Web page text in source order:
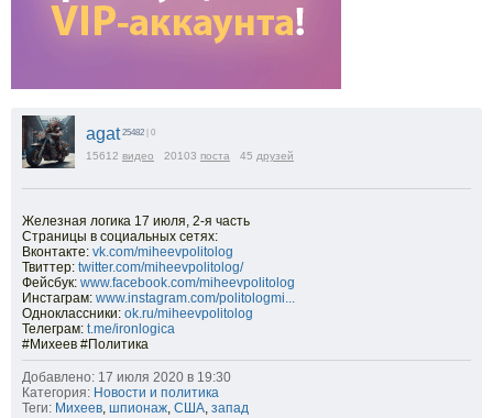
agat 25482 | 0
15612 видео 20103 поста 45 друзей
Железная логика 17 июля, 2-я часть
Страницы в социальных сетях:
Вконтакте: vk.com/miheevpolitolog
Твиттер: twitter.com/miheevpolitolog/
Фейсбук: www.facebook.com/miheevpolitolog
Инстаграм: www.instagram.com/politologmi...
Одноклассники: ok.ru/miheevpolitolog
Телеграм: t.me/ironlogica
#Михеев #Политика
Добавлено: 17 июля 2020 в 19:30
Категория: Новости и политика
Теги: Михеев, шпионаж, США, запад